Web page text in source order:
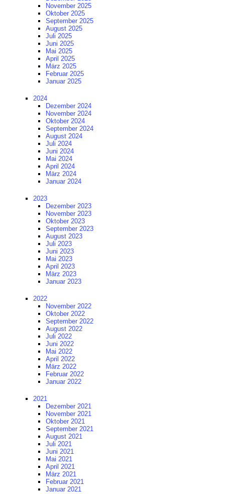
November 2025
Oktober 2025
September 2025
August 2025
Juli 2025
Juni 2025
Mai 2025
April 2025
März 2025
Februar 2025
Januar 2025
2024
Dezember 2024
November 2024
Oktober 2024
September 2024
August 2024
Juli 2024
Juni 2024
Mai 2024
April 2024
März 2024
Januar 2024
2023
Dezember 2023
November 2023
Oktober 2023
September 2023
August 2023
Juli 2023
Juni 2023
Mai 2023
April 2023
März 2023
Januar 2023
2022
November 2022
Oktober 2022
September 2022
August 2022
Juli 2022
Juni 2022
Mai 2022
April 2022
März 2022
Februar 2022
Januar 2022
2021
Dezember 2021
November 2021
Oktober 2021
September 2021
August 2021
Juli 2021
Juni 2021
Mai 2021
April 2021
März 2021
Februar 2021
Januar 2021